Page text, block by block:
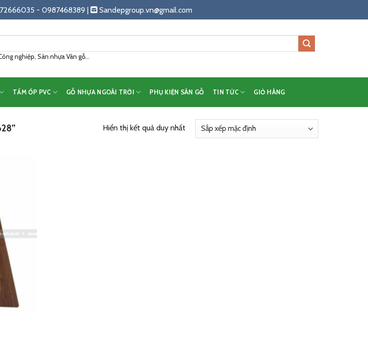
- 0987468389 | Sandepgroup.vn@gmail.com
nghiệp, Sàn nhựa Vân gỗ...
TẤM ỐP PVC GỖ NHỰA NGOÀI TRỜI PHỤ KIỆN SÀN GỖ TIN TỨC GIỎ HÀNG
Hiển thị kết quả duy nhất